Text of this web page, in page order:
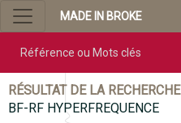
MADE IN BROKE
RÉSULTAT DE LA RECHERCHE
BF-RF HYPERFREQUENCE